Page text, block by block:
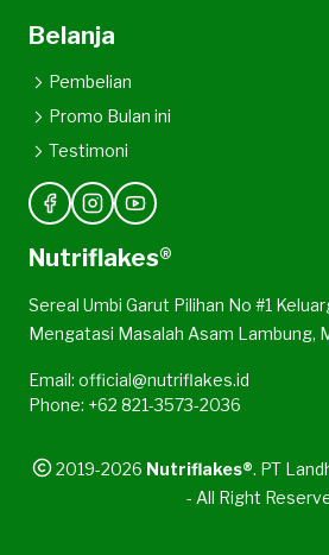
Belanja
Pembelian
Promo Bulan ini
Testimoni
Nutriflakes®
Sereal Umbi Garut Pilihan No #1
Mengatasi Masalah Asam Lambung,
Email: official@nutriflakes.id
Phone: +62 821-3573-2036
2019-2026 Nutriflakes®. PT
- All Right